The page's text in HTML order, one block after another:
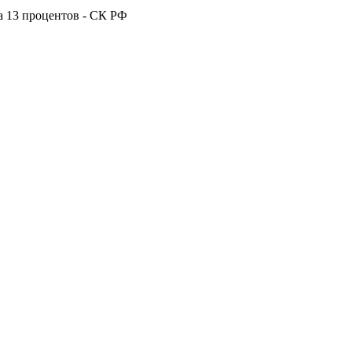
13 процентов - СК РФ